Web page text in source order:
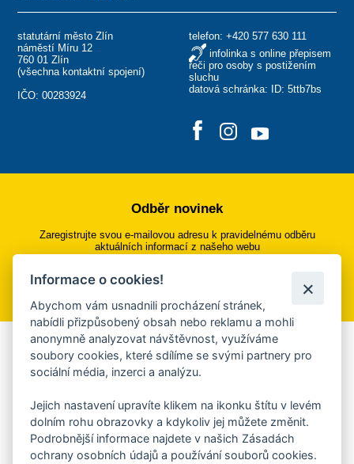
statutární město Zlín
náměstí Míru 12
760 01 Zlín
(všechna kontaktní spojení)
IČO: 00283924
telefon: +420 577 630 111
infolinka s online přepisem
řeči pro osoby s postižením
sluchu
datová schránka: ID: 5ttb7bs
Odběr novinek
Zaregistrujte svou e-mailovou adresu k pravidelnému odběru
aktuálních informací z našeho webu
Přihlásit se k odběru
Aplikace Mobilní rozhlas
Chcete dostávat do svého mobilu či mailu upozornění na
ankety, pozvánky na kulturní a sportovní akce?
Více informací o aplikaci
Informace o cookies!
Abychom vám usnadnili procházení stránek,
nabídli přizpůsobený obsah nebo reklamu a mohli
anonymně analyzovat návštěvnost, využíváme
soubory cookies, které sdílíme se svými partnery pro
sociální média, inzerci a analýzu.
Jejich nastavení upravíte klikem na ikonku štítu v levém
dolním rohu obrazovky a kdykoliv jej můžete změnit.
Podrobnější informace najdete v našich Zásadách
ochrany osobních údajů a používání souborů cookies.